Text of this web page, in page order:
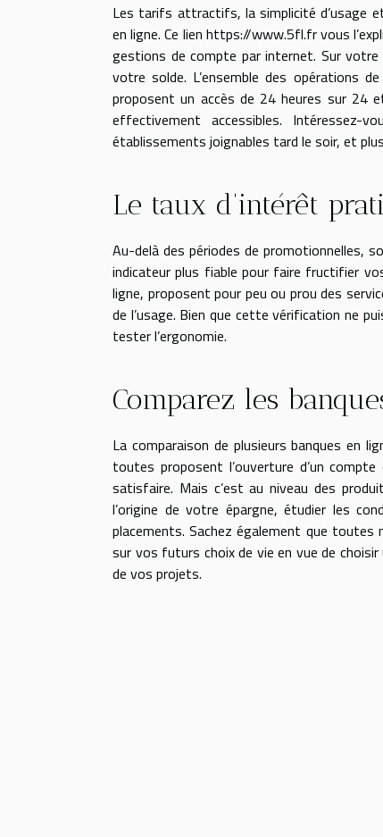
Les tarifs attractifs, la simplicité d’usage
en ligne. Ce lien https://www.5fl.frvous
gestions de compte par internet. Sur
votre solde. L’ensemble des opérations
proposent un accès de 24 heures sur 24
effectivement accessibles. Intéressez-
établissements joignables tard le soir, et
Le taux d’intérêt
Au-delà des périodes de promotionnelles,
indicateur plus fiable pour faire fructifier
ligne, proposent pour peu ou prou des
de l’usage. Bien que cette vérification ne
tester l’ergonomie.
Comparez les
La comparaison de plusieurs banques en
toutes proposent l’ouverture d’un
satisfaire. Mais c’est au niveau des
l’origine de votre épargne, étudier les
placements. Sachez également que
sur vos futurs choix de vie en vue de
de vos projets.